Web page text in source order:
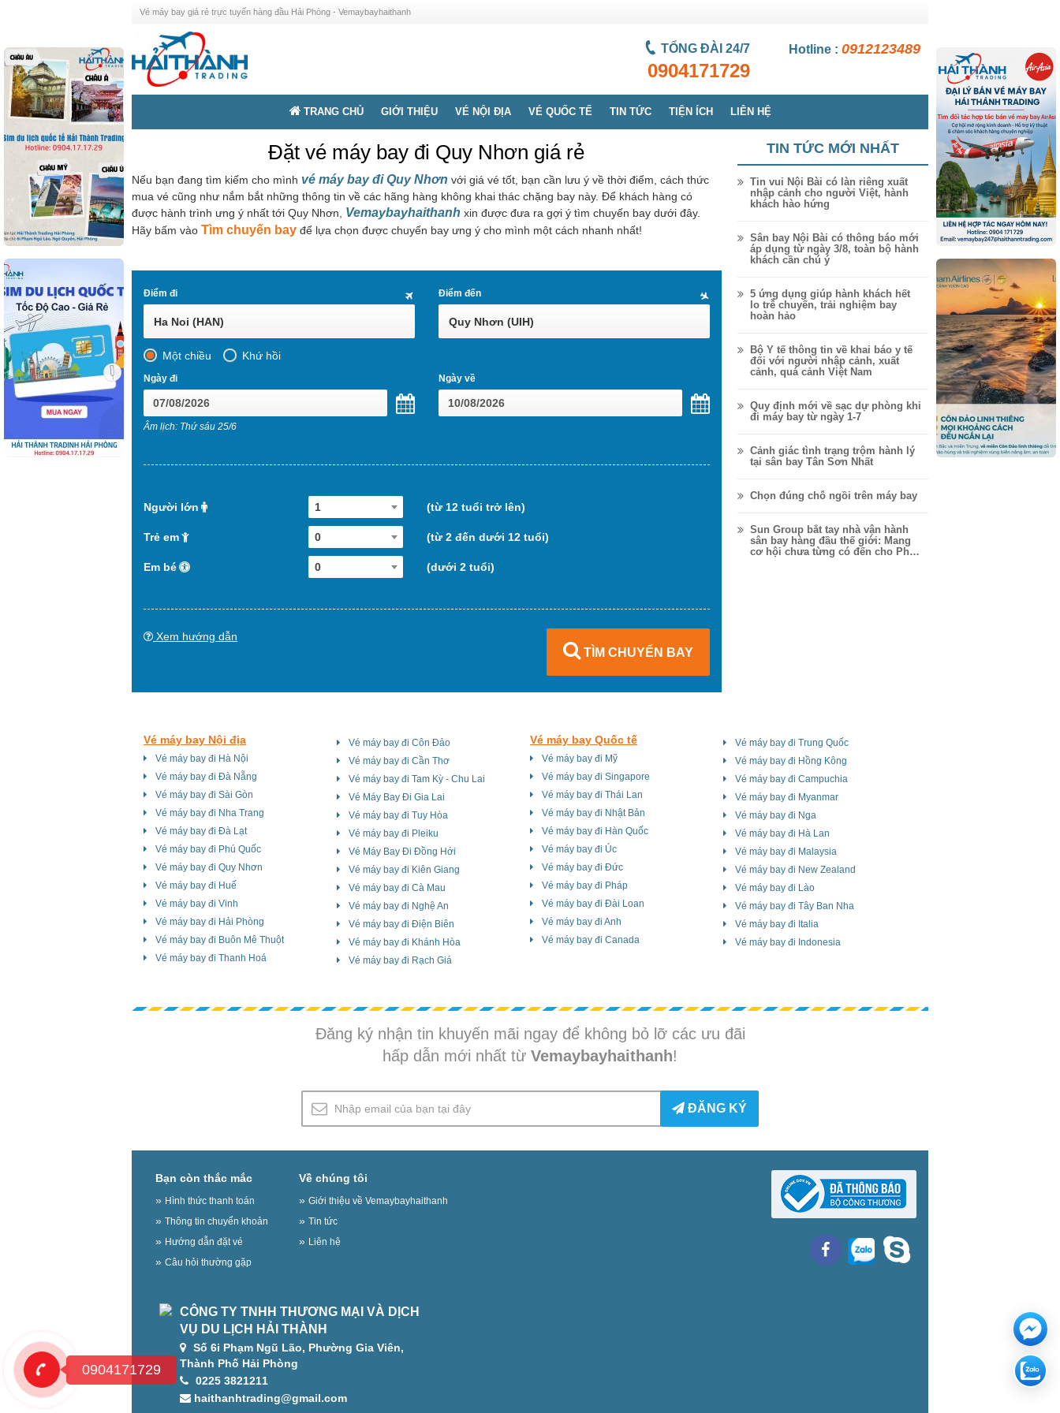
Vé máy bay giá rẻ trực tuyến hàng đầu Hải Phòng - Vemaybayhaithanh
TỔNG ĐÀI 24/7
0904171729
Hotline : 0912123489
TRANG CHỦ GIỚI THIỆU VÉ NỘI ĐỊA VÉ QUỐC TẾ TIN TỨC TIỆN ÍCH LIÊN HỆ
Đặt vé máy bay đi Quy Nhơn giá rẻ
Nếu bạn đang tìm kiếm cho mình vé máy bay đi Quy Nhơn với giá vé tốt, bạn cần lưu ý về thời điểm, cách thức
mua vé cũng như nắm bắt những thông tin về các hãng hàng không khai thác chặng bay này. Để khách hàng có
được hành trình ưng ý nhất tới Quy Nhơn, Vemaybayhaithanh xin được đưa ra gợi ý tìm chuyến bay dưới đây.
Hãy bấm vào Tìm chuyến bay để lựa chọn được chuyến bay ưng ý cho mình một cách nhanh nhất!
Điểm đi
Ha Noi (HAN)
Điểm đến
Quy Nhơn (UIH)
Một chiều Khứ hồi
Ngày đi
Âm lịch: Thứ sáu 25/6
Ngày về
Người lớn 1 (từ 12 tuổi trở lên)
Trẻ em 0 (từ 2 đến dưới 12 tuổi)
Em bé 0 (dưới 2 tuổi)
Xem hướng dẫn
TÌM CHUYẾN BAY
TIN TỨC MỚI NHẤT
Tin vui Nội Bài có làn riêng xuất
nhập cảnh cho người Việt, hành
khách hào hứng
Sân bay Nội Bài có thông báo mới
áp dụng từ ngày 3/8, toàn bộ hành
khách cần chú ý
5 ứng dụng giúp hành khách hết
lo trễ chuyến, trải nghiệm bay
hoàn hảo
Bộ Y tế thông tin về khai báo y tế
đối với người nhập cảnh, xuất
cảnh, quá cảnh Việt Nam
Quy định mới về sạc dự phòng khi
đi máy bay từ ngày 1-7
Cảnh giác tình trạng trộm hành lý
tại sân bay Tân Sơn Nhất
Chọn đúng chỗ ngồi trên máy bay
Sun Group bắt tay nhà vận hành
sân bay hàng đầu thế giới: Mang
cơ hội chưa từng có đến cho Phú
Vé máy bay Nội địa
Vé máy bay đi Hà Nội
Vé máy bay đi Đà Nẵng
Vé máy bay đi Sài Gòn
Vé máy bay đi Nha Trang
Vé máy bay đi Đà Lạt
Vé máy bay đi Phú Quốc
Vé máy bay đi Quy Nhơn
Vé máy bay đi Huế
Vé máy bay đi Vinh
Vé máy bay đi Hải Phòng
Vé máy bay đi Buôn Mê Thuột
Vé máy bay đi Thanh Hoá
Vé máy bay đi Côn Đảo
Vé máy bay đi Cần Thơ
Vé máy bay đi Tam Kỳ - Chu Lai
Vé Máy Bay Đi Gia Lai
Vé máy bay đi Tuy Hòa
Vé máy bay đi Pleiku
Vé Máy Bay Đi Đồng Hới
Vé máy bay đi Kiên Giang
Vé máy bay đi Cà Mau
Vé máy bay đi Nghệ An
Vé máy bay đi Điện Biên
Vé máy bay đi Khánh Hòa
Vé máy bay đi Rạch Giá
Vé máy bay Quốc tế
Vé máy bay đi Mỹ
Vé máy bay đi Singapore
Vé máy bay đi Thái Lan
Vé máy bay đi Nhật Bản
Vé máy bay đi Hàn Quốc
Vé máy bay đi Úc
Vé máy bay đi Đức
Vé máy bay đi Pháp
Vé máy bay đi Đài Loan
Vé máy bay đi Anh
Vé máy bay đi Canada
Vé máy bay đi Trung Quốc
Vé máy bay đi Hồng Kông
Vé máy bay đi Campuchia
Vé máy bay đi Myanmar
Vé máy bay đi Nga
Vé máy bay đi Hà Lan
Vé máy bay đi Malaysia
Vé máy bay đi New Zealand
Vé máy bay đi Lào
Vé máy bay đi Tây Ban Nha
Vé máy bay đi Italia
Vé máy bay đi Indonesia
Đăng ký nhận tin khuyến mãi ngay để không bỏ lỡ các ưu đãi
hấp dẫn mới nhất từ Vemaybayhaithanh!
ĐĂNG KÝ
Bạn còn thắc mắc
Hình thức thanh toán
Thông tin chuyển khoản
Hướng dẫn đặt vé
Câu hỏi thường gặp
Về chúng tôi
Giới thiệu về Vemaybayhaithanh
Tin tức
Liên hệ
0904171729
CÔNG TY TNHH THƯƠNG MẠI VÀ DỊCH
VỤ DU LỊCH HẢI THÀNH
Số 6i Phạm Ngũ Lão, Phường Gia Viên,
Thành Phố Hải Phòng
0225 3821211
haithanhtrading@gmail.com